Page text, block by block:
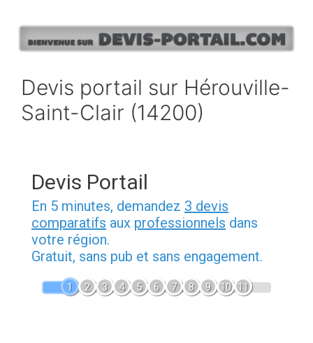
contenu
Devis portail sur Hérouville-
Saint-Clair (14200)
Devis Portail
En 5 minutes, demandez 3 devis
comparatifs aux professionnels dans
votre région.
Gratuit, sans pub et sans engagement.
1 2 3 4 5 6 7 8 9 10 11